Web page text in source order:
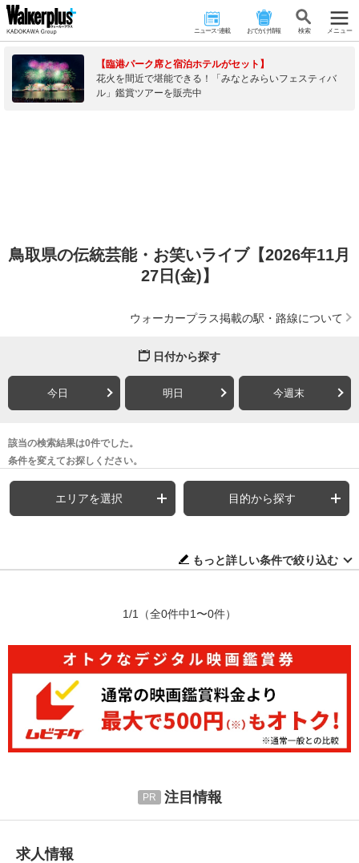
ニュース･連載 おでかけ情報 検 索 メニュー
【臨港パーク席と宿泊ホテルがセット】
花火を間近で堪能できる！「みなとみらいフェスティバ
ル」鑑賞ツアーを販売中
鳥取県の伝統芸能・お笑いライブ【2026年11月
27日(金)】
ウォーカープラス掲載の駅・路線について
日付から探す
今日 明日 今週末
該当の検索結果は0件でした。
条件を変えてお探しください。
エリアを選択 目的から探す
もっと詳しい条件で絞り込む
1/1 （全0件中1〜0件）
注目情報
求人情報